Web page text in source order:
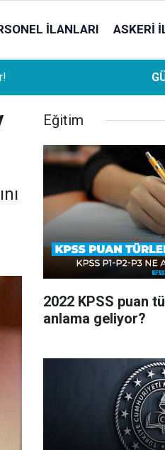
İLANLARI ASKERI
Eğitim
2022 KPSS puan
anlama geliyor?